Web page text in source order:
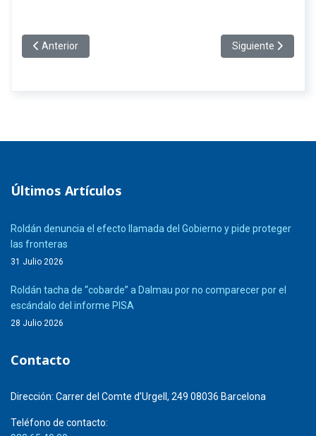
Artículo anterior: El PPC reclama modificar la normativa para
Anterior Artículo siguiente:
Siguiente
Últimos Artículos
Roldán denuncia el efecto llamada del Gobierno y pide proteger
las fronteras
31 Julio 2026
Roldán tacha de “cobarde” a Dalmau por no comparecer por el
escándalo del informe PISA
28 Julio 2026
Contacto
Dirección: Carrer del Comte d’Urgell, 249 08036 Barcelona
Teléfono de contacto: